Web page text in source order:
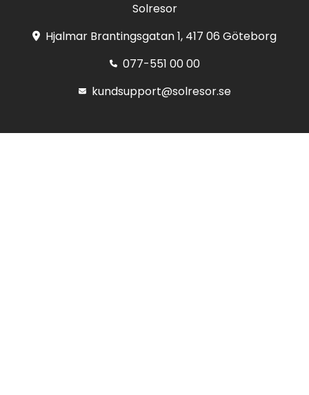
Solresor
Hjalmar Brantingsgatan 1, 417 06 Göteborg
077-551 00 00
kundsupport@solresor.se